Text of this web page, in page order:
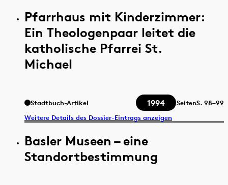
Pfarrhaus mit Kinderzimmer:
Ein Theologenpaar leitet die
katholische Pfarrei St.
Michael
Stadtbuch-Artikel 1994 SeitenS. 98–99
Weitere Details des Dossier-Eintrags anzeigen
Basler Museen – eine
Standortbestimmung